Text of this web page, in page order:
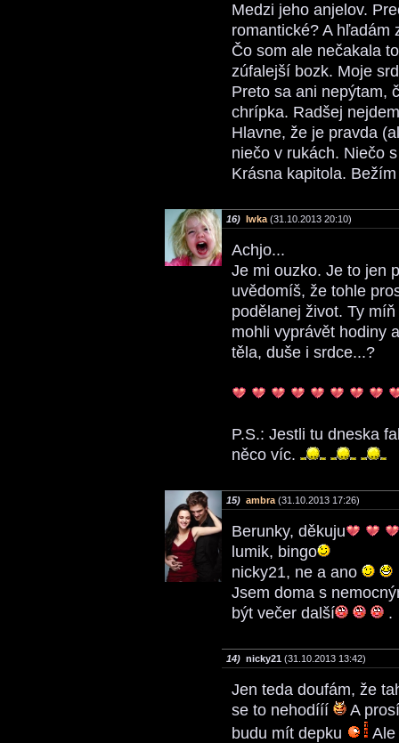
Medzi jeho anjelov.
romantické? A
Čo som ale nečakala
zúfalejší bozk. Moje
Preto sa ani nepýtam,
chrípka. Radšej
Hlavne, že je pravda
niečo v rukách. Niečo
Krásna kapitola.
16) Iwka (31.10.2013 20:10)
Achjo...
Je mi ouzko. Je to jen
uvědomíš, že tohle
podělanej život. Ty
mohli vyprávět hodiny
těla, duše i srdce...?
P.S.: Jestli tu dneska
něco víc.
15) ambra (31.10.2013 17:26)
Berunky, děkuju
lumik, bingo
nicky21, ne a ano
Jsem doma s
být večer další
.
14) nicky21 (31.10.2013 13:42)
Jen teda doufám, že
se to nehodííí
A
budu mít depku